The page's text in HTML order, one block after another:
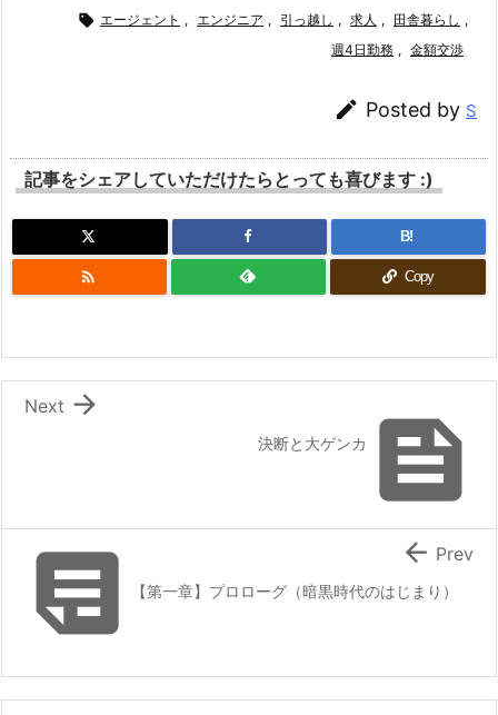
 エージェント , エンジニア , 引っ越し , 求人 , 田舎暮らし ,
週4日勤務 , 金額交渉
 Posted by S
記事をシェアしていただけたらとっても喜びます :)
B!
 Copy

決断と大ゲンカ

Next
 【第一章】プロローグ（暗黒時代のはじまり）
 Prev